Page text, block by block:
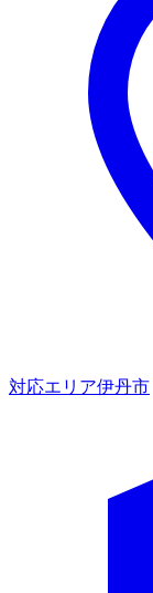
対応エリア伊丹市